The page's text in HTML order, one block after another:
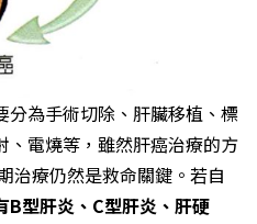
分為手術切除、肝臟移植、標
、電燒等，雖然肝癌治療的方
治療仍然是救命關鍵。若自
B型肝炎、C型肝炎、肝硬